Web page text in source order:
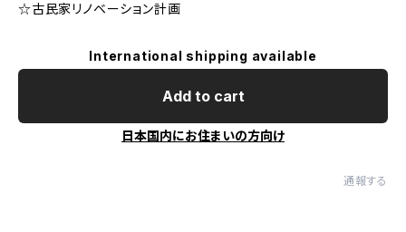
☆古民家リノベーション計画
International shipping available
Add to cart
日本国内にお住まいの方向け
通報する